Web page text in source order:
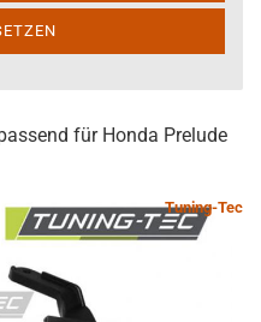
für Honda Prelude
Tuning-Tec